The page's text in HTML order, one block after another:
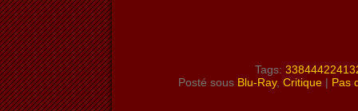
Tags:
Posté sous Blu-Ray, Critique| Pas